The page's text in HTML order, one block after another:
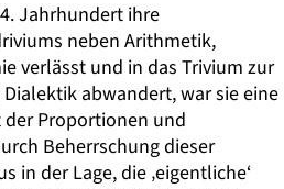
Jahrhundert ihre
neben Arithmetik,
verlässt und in das Trivium zur
abwandert, war sie eine
Proportionen und
Beherrschung dieser
in der Lage, die ‚eigentliche‘